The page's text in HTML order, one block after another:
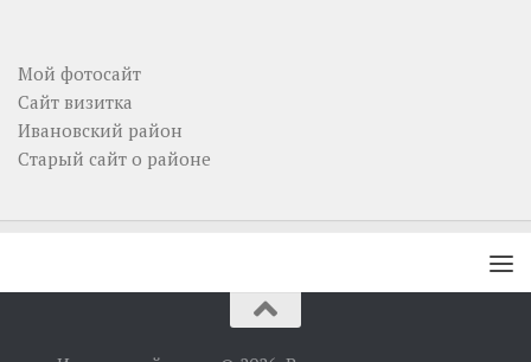
Мой фотосайт
Сайт визитка
Ивановский район
Старый сайт о районе